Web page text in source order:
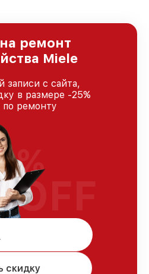
ремонт
Miele
записи с сайта,
в размере -25%
по ремонту
скидку
%
OFF